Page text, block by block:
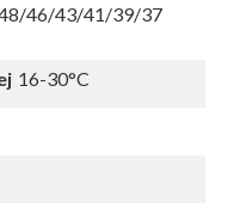
46/43/41/39/37
16-30°C